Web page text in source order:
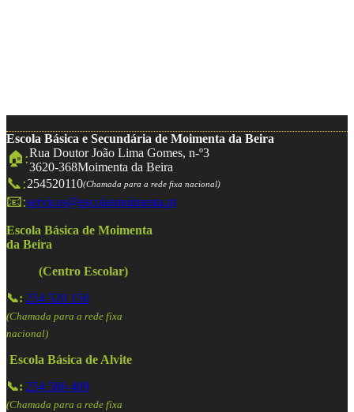
Escola Básica e Secundária de Moimenta da Beira
🏠:Rua Doutor João Lima Gomes, n-º3
3620-368Moimenta da Beira
📞:254520110(Chamada para a rede fixa nacional)
📧:servicos@escolasmoimenta.pt
Escola Básica de Moimenta
da Beira
(Centro Escolar)
📞: 254 520 150
(Chamada para a rede fixa
nacional)
Escola Básica de Alvite
📞: 254 586 409
(Chamada para a rede fixa